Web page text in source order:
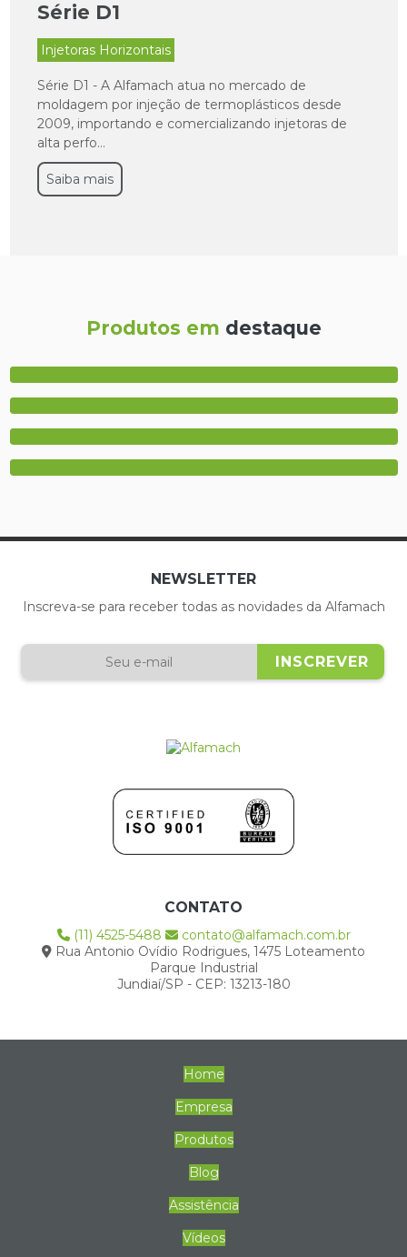
Série D1
Injetoras Horizontais
Série D1 - A Alfamach atua no mercado de
moldagem por injeção de termoplásticos desde
2009, importando e comercializando injetoras de
alta perfo...
Saiba mais
Produtos em destaque
Injetora de plástico
Máquina injetora horizontal
Aluguel de injetoras
NEWSLETTER
Inscreva-se para receber todas as novidades da Alfamach
CONTATO
(11) 4525-5488
contato@alfamach.com.br
Rua Antonio Ovídio Rodrigues, 1475 Loteamento
Parque Industrial
Jundiaí/SP - CEP: 13213-180
Home
Empresa
Produtos
Blog
Assistência
Vídeos